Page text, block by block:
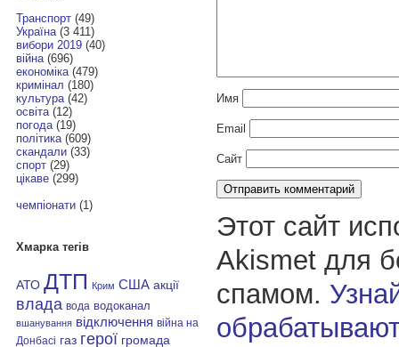
Транспорт(49)
Україна(3 411)
вибори 2019(40)
війна(696)
економіка(479)
кримінал (180)
культура(42)
освіта(12)
погода(19)
політика(609)
скандали(33)
спорт(29)
цікаве(299)
чемпіонати(1)
Хмарка тегів
АТО ДТП Крим США акції
влада вода водоканал
вшанування відключення війна на
Донбасі газ герої громада
Имя
Email
Сайт
Этот сайт
Akismet для
спамом.